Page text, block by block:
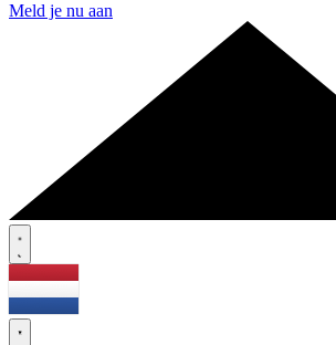
Meld je nu aan